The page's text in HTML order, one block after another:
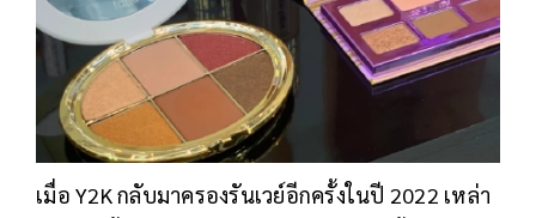
เมื่อ Y2K กลับมาครองรันเวย์อีกครั้งในปี 2022 เหล่า